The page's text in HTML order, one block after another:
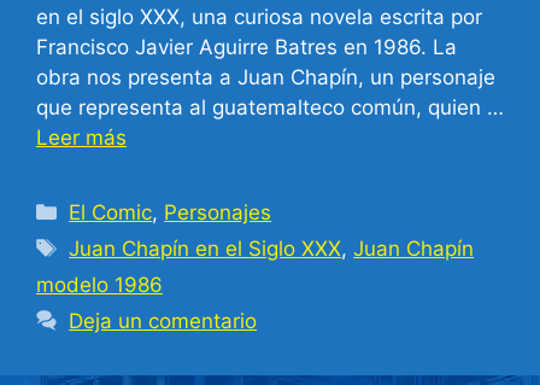
en el siglo XXX, una curiosa novela escrita por
Francisco Javier Aguirre Batres en 1986. La
obra nos presenta a Juan Chapín, un personaje
que representa al guatemalteco común, quien …
Leer más
Categorías
El Comic, Personajes
Etiquetas
Juan Chapín en el Siglo XXX,Juan Chapín
modelo 1986
Deja un comentario